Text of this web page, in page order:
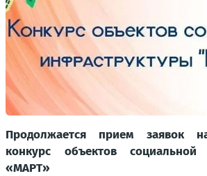
Продолжается прием заявок
конкурс объектов социальной
«МАРТ»